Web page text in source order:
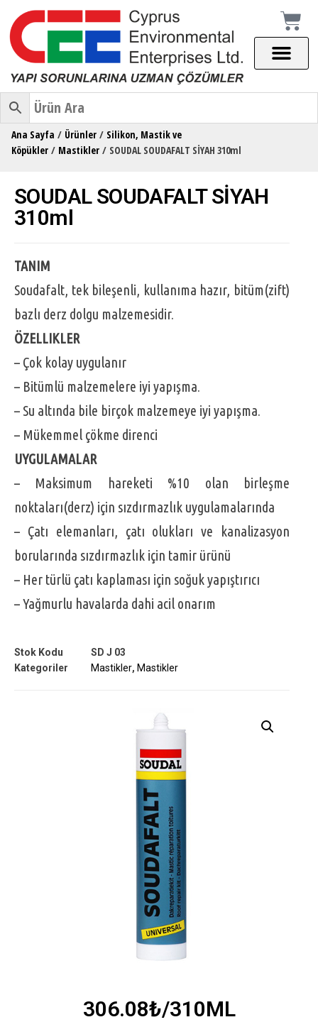
Ana Sayfa / Ürünler / Silikon, Mastik ve
Köpükler / Mastikler / SOUDAL SOUDAFALT SİYAH 310ml
306.08₺/310ML
SOUDAL SOUDAFALT SİYAH
310ml
TANIM
Soudafalt, tek bileşenli, kullanıma hazır, bitüm(zift)
bazlı derz dolgu malzemesidir.
ÖZELLIKLER
– Çok kolay uygulanır
– Bitümlü malzemelere iyi yapışma.
– Su altında bile birçok malzemeye iyi yapışma.
– Mükemmel çökme direnci
UYGULAMALAR
– Maksimum hareketi %10 olan birleşme
noktaları(derz) için sızdırmazlık uygulamalarında
– Çatı elemanları, çatı olukları ve kanalizasyon
borularında sızdırmazlık için tamir ürünü
– Her türlü çatı kaplaması için soğuk yapıştırıcı
– Yağmurlu havalarda dahi acil onarım
Stok Kodu
SD J 03
Kategoriler
Mastikler, Mastikler